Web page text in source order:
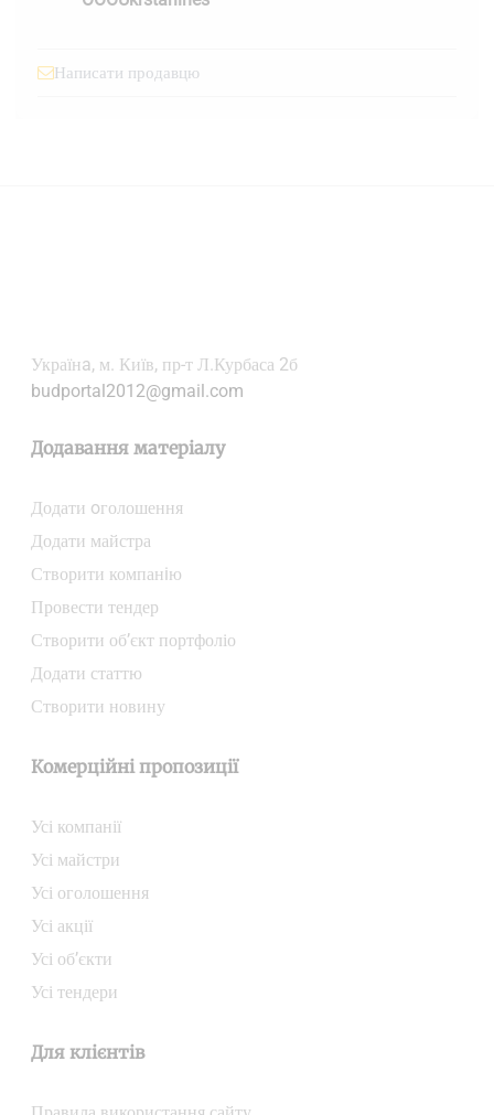
Написати продавцю
Українa, м. Київ, пр-т Л.Курбаса 2б
budportal2012@gmail.com
Додавання матеріалу
Додати oголошення
Додати майстра
Створити компанiю
Провести тендер
Створити об’єкт портфоліо
Додати статтю
Створити новину
Комерційні пропозиції
Усі компанії
Усі майстри
Усі оголошення
Усі акції
Усі об’єкти
Усі тендери
Для клієнтів